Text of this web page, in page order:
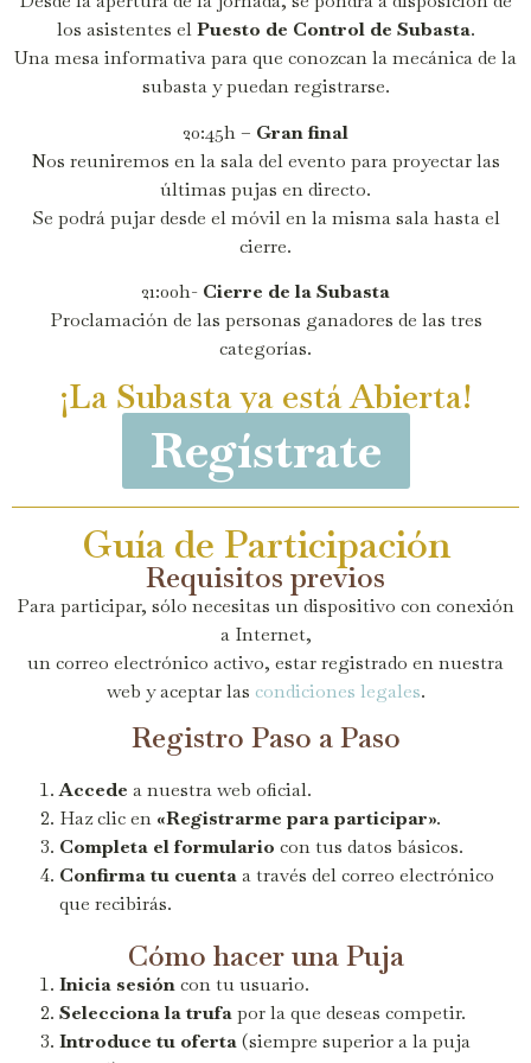
los asistentes elPuesto de Control de Subasta.
Una mesa informativa para que conozcan la mecánica de la
subasta y puedan registrarse.
20:45h – Gran final
Nos reuniremos en la sala del evento para proyectar las
últimas pujas en directo.
Se podrá pujar desde el móvil en la misma sala hasta el
cierre.
21:00h- Cierre de la Subasta
Proclamación de las personas ganadores de las tres
categorías.
¡La Subasta ya está Abierta!
Regístrate
Guía de Participación
Requisitos previos
Para participar, sólo necesitas un dispositivo con conexión
a Internet,
un correo electrónico activo, estar registrado en nuestra
web y aceptar las condiciones legales.
Registro Paso a Paso
Accede a nuestra web oficial.
Haz clic en «Registrarme para participar».
Completa el formulario con tus datos básicos.
Confirma tu cuentaa través del correo electrónico
que recibirás.
Cómo hacer una Puja
Inicia sesióncon tu usuario.
Selecciona la trufapor la que deseas competir.
Introduce tu oferta(siempre superior a la puja